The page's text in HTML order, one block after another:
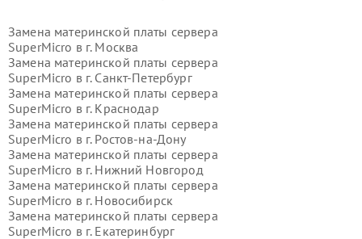
Замена материнской платы сервера
SuperMicro в г. Москва
Замена материнской платы сервера
SuperMicro в г. Санкт-Петербург
Замена материнской платы сервера
SuperMicro в г. Краснодар
Замена материнской платы сервера
SuperMicro в г. Ростов-на-Дону
Замена материнской платы сервера
SuperMicro в г. Нижний Новгород
Замена материнской платы сервера
SuperMicro в г. Новосибирск
Замена материнской платы сервера
SuperMicro в г. Екатеринбург